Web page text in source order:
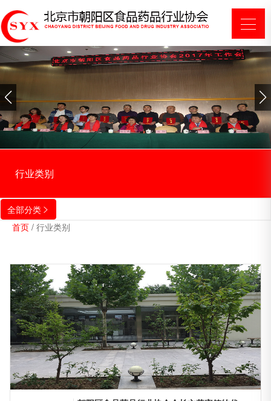
行业类别
全部分类 
首页 / 行业类别